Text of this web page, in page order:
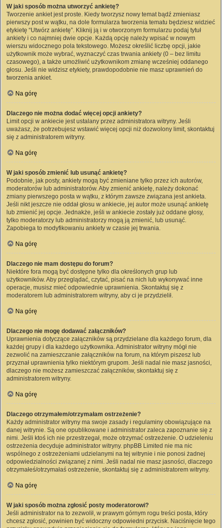
W jaki sposób można utworzyć ankietę?
Tworzenie ankiet jest proste. Kiedy tworzysz nowy temat bądź zmieniasz
pierwszy post w wątku, na dole formularza tworzenia tematu będziesz widzieć
etykietę “Utwórz ankietę”. Kliknij ją i w otworzonym formularzu podaj tytuł
ankiety i co najmniej dwie opcje. Każdą opcję należy wpisać w nowym
wierszu widocznego pola tekstowego. Możesz określić liczbę opcji, jakie
użytkownik może wybrać, wyznaczyć czas trwania ankiety (0 – bez limitu
czasowego), a także umożliwić użytkownikom zmianę wcześniej oddanego
głosu. Jeśli nie widzisz etykiety, prawdopodobnie nie masz uprawnień do
tworzenia ankiet.
Na górę
Dlaczego nie można dodać więcej opcji ankiety?
Limit opcji w ankiecie jest ustalany przez administratora witryny. Jeśli
uważasz, że potrzebujesz wstawić więcej opcji niż dozwolony limit, skontaktuj
się z administratorem witryny.
Na górę
W jaki sposób zmienić lub usunąć ankietę?
Podobnie, jak posty, ankiety mogą być zmieniane tylko przez ich autorów,
moderatorów lub administratorów. Aby zmienić ankietę, należy dokonać
zmiany pierwszego posta w wątku, z którym zawsze związana jest ankieta.
Jeśli nikt jeszcze nie oddał głosu w ankiecie, jej autor może usunąć ankietę
lub zmienić jej opcje. Jednakże, jeśli w ankiecie zostały już oddane głosy,
tylko moderatorzy lub administratorzy mogą ją zmienić, lub usunąć.
Zapobiega to modyfikowaniu ankiety w czasie jej trwania.
Na górę
Dlaczego nie mam dostępu do forum?
Niektóre fora mogą być dostępne tylko dla określonych grup lub
użytkowników. Aby przeglądać, czytać, pisać na nich lub wykonywać inne
operacje, musisz mieć odpowiednie uprawnienia. Skontaktuj się z
moderatorem lub administratorem witryny, aby ci je przydzielił.
Na górę
Dlaczego nie mogę dodawać załączników?
Uprawnienia dotyczące załączników są przydzielane dla każdego forum, dla
każdej grupy i dla każdego użytkownika. Administrator witryny mógł nie
zezwolić na zamieszczanie załączników na forum, na którym piszesz lub
przyznał uprawnienia tylko niektórym grupom. Jeśli nadal nie masz jasności,
dlaczego nie możesz zamieszczać załączników, skontaktuj się z
administratorem witryny.
Na górę
Dlaczego otrzymałem/otrzymałam ostrzeżenie?
Każdy administrator witryny ma swoje zasady i regulaminy obowiązujące na
danej witrynie. Są one opublikowane i administrator zaleca zapoznanie się z
nimi. Jeśli ktoś ich nie przestrzegał, może otrzymać ostrzeżenie. O udzieleniu
ostrzeżenia decyduje administrator witryny. phpBB Limited nie ma nic
wspólnego z ostrzeżeniami udzielanymi na tej witrynie i nie ponosi żadnej
odpowiedzialności związanej z nimi. Jeśli nadal nie masz jasności, dlaczego
otrzymałeś/otrzymałaś ostrzeżenie, skontaktuj się z administratorem witryny.
Na górę
W jaki sposób można zgłosić posty moderatorowi?
Jeśli administrator na to zezwolił, w prawym górnym rogu treści posta, który
chcesz zgłosić, powinien być widoczny odpowiedni przycisk. Naciśnięcie tego